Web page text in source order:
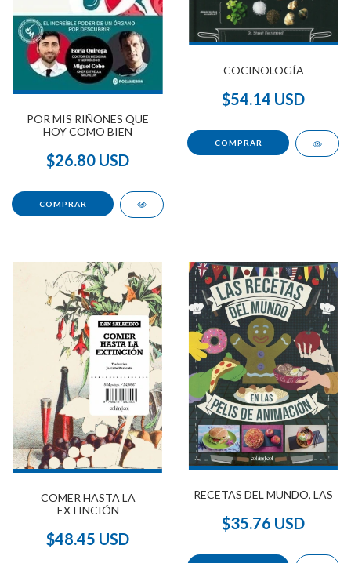
POR MIS RIÑONES QUE
HOY COMO BIEN
$26.80 USD
COCINOLOGÍA
$54.14 USD
COMER HASTA LA
EXTINCIÓN
$48.45 USD
RECETAS DEL MUNDO, LAS
$35.76 USD